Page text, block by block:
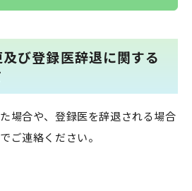
び登録医辞退に関する
場合や、登録医を辞退される場合
ご連絡ください。